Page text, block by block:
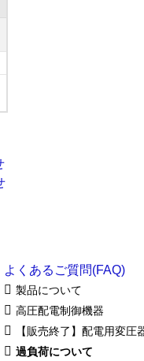
よくあるご質問(FAQ)
製品について
高圧配電制御機器
【販売終了】配電用変圧
過負荷について